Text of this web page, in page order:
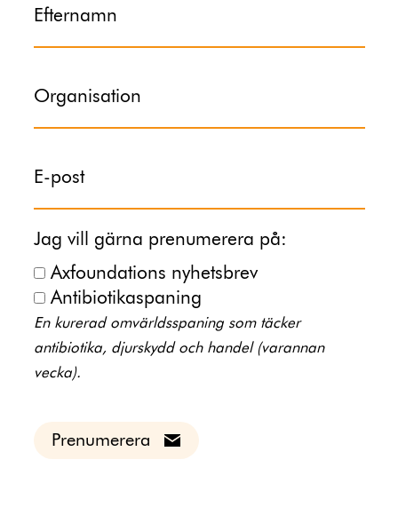
Efternamn
Organisation
E-post
Jag vill gärna prenumerera på:
Axfoundations nyhetsbrev
Antibiotikaspaning
En kurerad omvärldsspaning som täcker
antibiotika, djurskydd och handel (varannan
vecka).
Prenumerera